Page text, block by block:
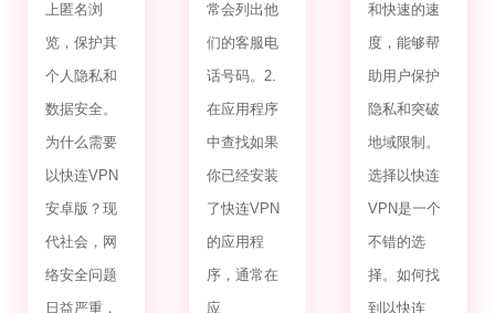
上匿名浏
览，保护其
个人隐私和
数据安全。
为什么需要
以快连VPN
安卓版？现
代社会，网
络安全问题
日益严重，
常会列出他
们的客服电
话号码。2.
在应用程序
中查找如果
你已经安装
了快连VPN
的应用程
序，通常在
应
和快速的速
度，能够帮
助用户保护
隐私和突破
地域限制。
选择以快连
VPN是一个
不错的选
择。如何找
到以快连